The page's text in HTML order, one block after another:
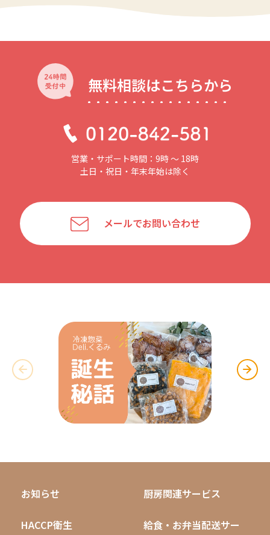
無料相談はこちらから
営業・サポート時間：9時 〜 18時
土日・祝日・年末年始は除く
メールでお問い合わせ
お知らせ 厨房関連サービス
HACCP衛生
給食・お弁当配送サー